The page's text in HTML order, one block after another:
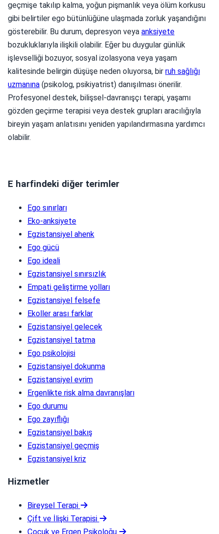
geçmişe takılıp kalma, yoğun pişmanlık veya ölüm korkusu
gibi belirtiler ego bütünlüğüne ulaşmada zorluk yaşandığını
gösterebilir. Bu durum, depresyon veya anksiyete
bozukluklarıyla ilişkili olabilir. Eğer bu duygular günlük
işlevselliği bozuyor, sosyal izolasyona veya yaşam
kalitesinde belirgin düşüşe neden oluyorsa, bir ruh sağlığı
uzmanına (psikolog, psikiyatrist) danışılması önerilir.
Profesyonel destek, bilişsel-davranışçı terapi, yaşamı
gözden geçirme terapisi veya destek grupları aracılığıyla
bireyin yaşam anlatısını yeniden yapılandırmasına yardımcı
olabilir.
E harfindeki diğer terimler
Ego sınırları
Eko-anksiyete
Egzistansiyel ahenk
Ego gücü
Ego ideali
Egzistansiyel sınırsızlık
Empati geliştirme yolları
Egzistansiyel felsefe
Ekoller arası farklar
Egzistansiyel gelecek
Egzistansiyel tatma
Ego psikolojisi
Egzistansiyel dokunma
Egzistansiyel evrim
Ergenlikte risk alma davranışları
Ego durumu
Ego zayıflığı
Egzistansiyel bakış
Egzistansiyel geçmiş
Egzistansiyel kriz
Hizmetler
Bireysel Terapi
Çift ve İlişki Terapisi
Çocuk ve Ergen Psikoloğu